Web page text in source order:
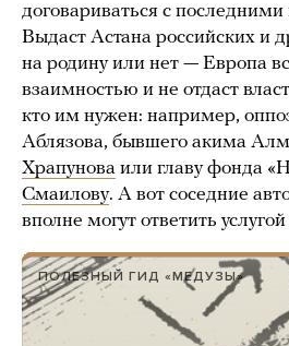
договариваться с
Выдаст Астана российских и
на родину или нет — Европа
взаимностью и не отдаст
кто им нужен: например,
Аблязова, бывшего акима
Храпунова или главу фонда
Смаилову. А вот соседние
вполне могут ответить услугой
ПОЛЕЗНЫЙ ГИД «МЕДУЗЫ»